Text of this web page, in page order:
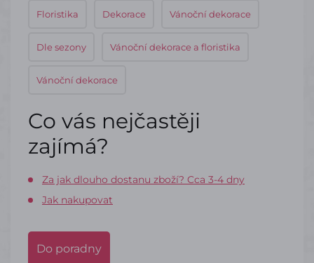
Floristika Dekorace Vánoční dekorace
Dle sezony Vánoční dekorace a floristika
Vánoční dekorace
Co vás nejčastěji
zajímá?
Za jak dlouho dostanu zboží? Cca 3-4 dny
Jak nakupovat
Do poradny